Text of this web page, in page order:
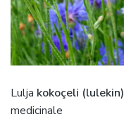
Lulja kokoçeli (lulekin)
medicinale